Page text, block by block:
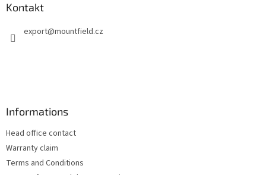
Kontakt
export@mountfield.cz
Informations
Head office contact
Warranty claim
Terms and Conditions